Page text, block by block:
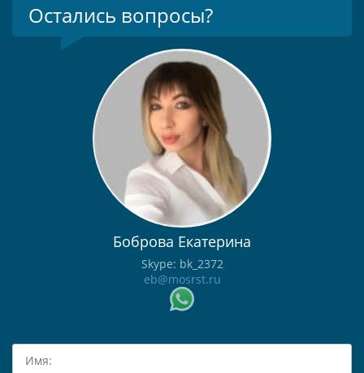
Остались вопросы?
Боброва Екатерина
Skype: bk_2372
eb@mosrst.ru